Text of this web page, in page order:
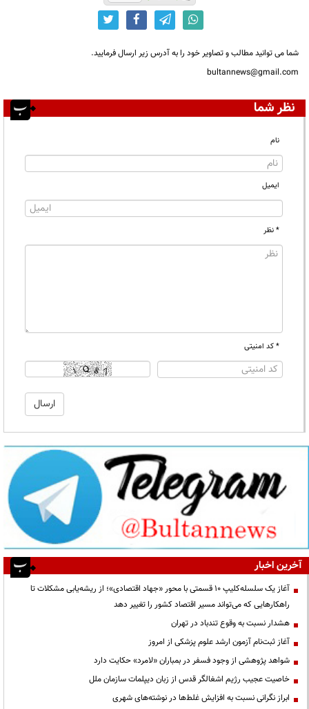
شما می توانید مطالب و تصاویر خود را به آدرس زیر ارسال فرمایید.
bultannews@gmail.com
نظر شما
نام
ایمیل
* نظر
* کد امنیتی
آخرین اخبار
آغاز یک سلسله‌کلیپ ۱۰ قسمتی با محور «جهاد اقتصادی»؛ از ریشه‌یابی مشکلات تا
راهکارهایی که می‌تواند مسیر اقتصاد کشور را تغییر دهد
هشدار نسبت به وقوع تندباد در تهران
آغاز ثبت‌نام آزمون ارشد علوم پزشکی از امروز
شواهد پژوهشی از وجود فسفر در بمباران «لامرد» حکایت دارد
خاصیت عجیب رژیم اشغالگر قدس از زبان دیپلمات سازمان ملل
ابراز نگرانی نسبت به افزایش غلط‌ها در نوشته‌های شهری